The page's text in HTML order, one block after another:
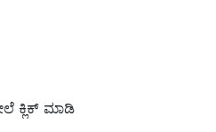
ಕ್ಲಿಕ್ ಮಾಡಿ